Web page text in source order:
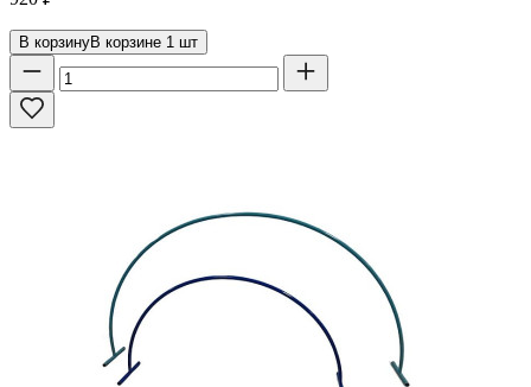
В корзинуВ корзине 1 шт